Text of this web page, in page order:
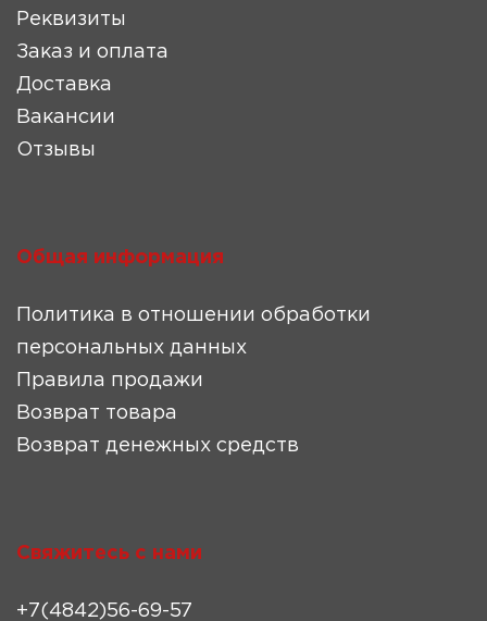
Реквизиты
Заказ и оплата
Доставка
Вакансии
Отзывы
Общая информация
Политика в отношении обработки
персональных данных
Правила продажи
Возврат товара
Возврат денежных средств
Свяжитесь с нами
+7(4842)56-69-57